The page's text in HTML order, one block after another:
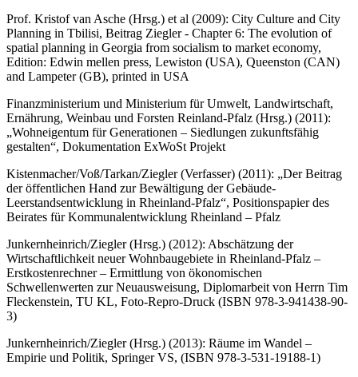
Prof. Kristof van Asche (Hrsg.) et al (2009): City Culture and City
Planning in Tbilisi, Beitrag Ziegler - Chapter 6: The evolution of
spatial planning in Georgia from socialism to market economy,
Edition: Edwin mellen press, Lewiston (USA), Queenston (CAN)
and Lampeter (GB), printed in USA
Finanzministerium und Ministerium für Umwelt, Landwirtschaft,
Ernährung, Weinbau und Forsten Reinland-Pfalz (Hrsg.) (2011):
„Wohneigentum für Generationen – Siedlungen zukunftsfähig
gestalten“, Dokumentation ExWoSt Projekt
Kistenmacher/Voß/Tarkan/Ziegler (Verfasser) (2011): „Der Beitrag
der öffentlichen Hand zur Bewältigung der Gebäude-
Leerstandsentwicklung in Rheinland-Pfalz“, Positionspapier des
Beirates für Kommunalentwicklung Rheinland – Pfalz
Junkernheinrich/Ziegler (Hrsg.) (2012): Abschätzung der
Wirtschaftlichkeit neuer Wohnbaugebiete in Rheinland-Pfalz –
Erstkostenrechner – Ermittlung von ökonomischen
Schwellenwerten zur Neuausweisung, Diplomarbeit von Herrn Tim
Fleckenstein, TU KL, Foto-Repro-Druck (ISBN 978-3-941438-90-
3)
Junkernheinrich/Ziegler (Hrsg.) (2013): Räume im Wandel –
Empirie und Politik, Springer VS, (ISBN 978-3-531-19188-1)